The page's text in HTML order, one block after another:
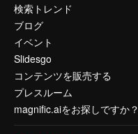
検索トレンド
ブログ
イベント
Slidesgo
コンテンツを販売する
プレスルーム
magnific.aiをお探しですか？